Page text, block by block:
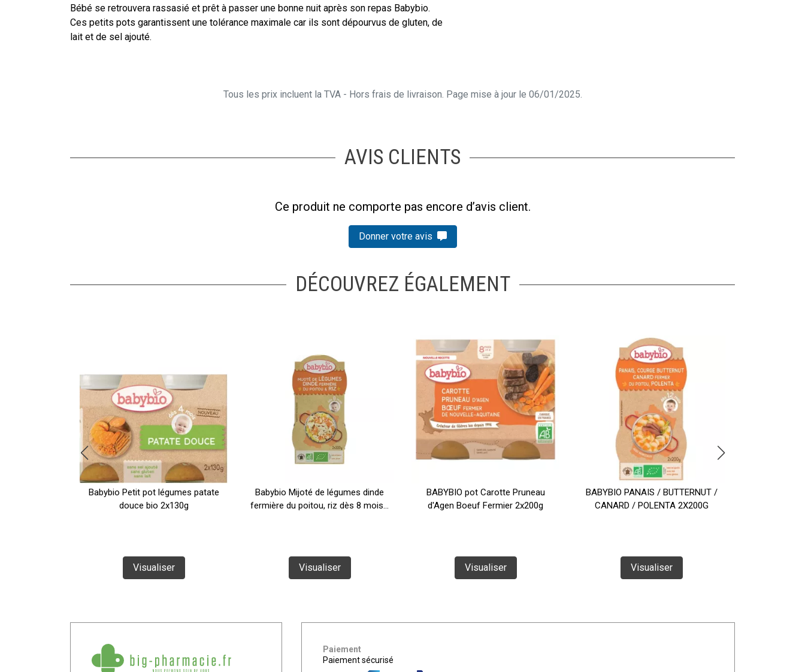
Bébé se retrouvera rassasié et prêt à passer une bonne nuit après son repas Babybio.
Ces petits pots garantissent une tolérance maximale car ils sont dépourvus de gluten, de
lait et de sel ajouté.
Tous les prix incluent la TVA - Hors frais de livraison. Page mise à jour le 06/01/2025.
AVIS CLIENTS
Ce produit ne comporte pas encore d’avis client.
Donner votre avis
DÉCOUVREZ ÉGALEMENT
Babybio Petit pot légumes patate
douce bio 2x130g
Visualiser
Babybio Mijoté de légumes dinde
fermière du poitou, riz dès 8 mois...
Visualiser
BABYBIO pot Carotte Pruneau
d'Agen Boeuf Fermier 2x200g
Visualiser
BABYBIO PANAIS / BUTTERNUT /
CANARD / POLENTA 2X200G
Visualiser
Paiement
Paiement sécurisé